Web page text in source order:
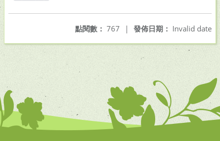
發佈日期： Invalid date
點閱數： 767 |